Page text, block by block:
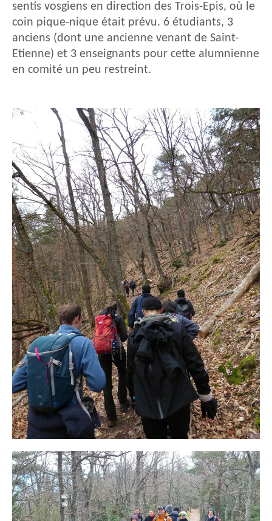
sentis vosgiens en direction des Trois-Epis, où le
coin pique-nique était prévu. 6 étudiants, 3
anciens (dont une ancienne venant de Saint-
Etienne) et 3 enseignants pour cette alumnienne
en comité un peu restreint.